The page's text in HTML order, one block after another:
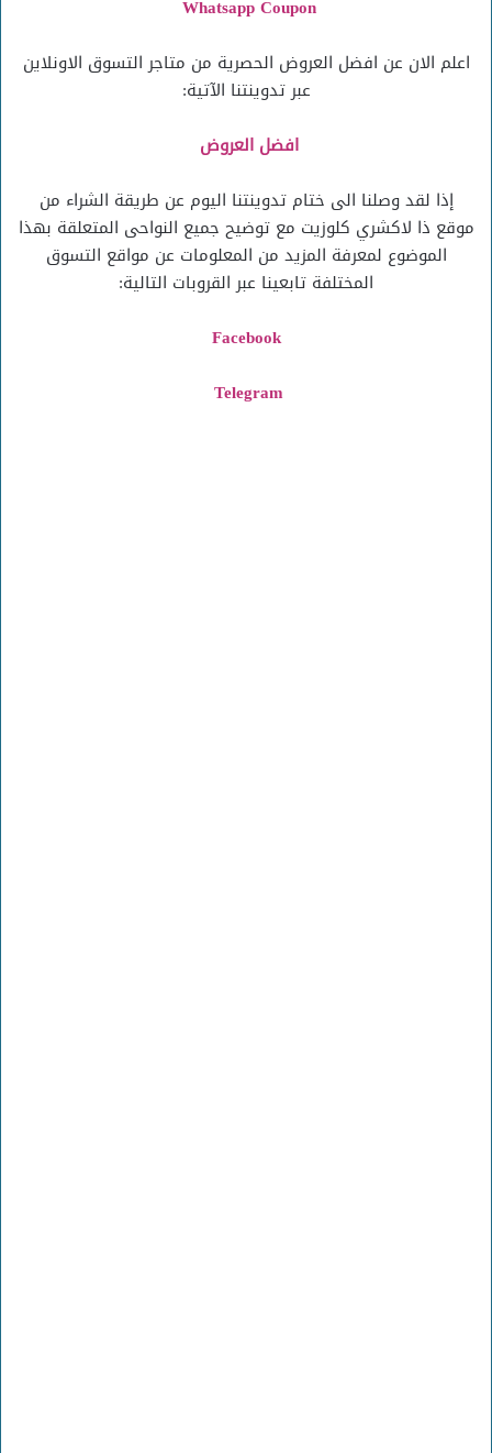
Whatsapp Coupon
اعلم الان عن افضل العروض الحصرية من متاجر التسوق الاونلاين
عبر تدوينتنا الآتية:
افضل العروض
إذا لقد وصلنا الى ختام تدوينتنا اليوم عن طريقة الشراء من
موقع ذا لاكشري كلوزيت مع توضيح جميع النواحى المتعلقة بهذا
الموضوع لمعرفة المزيد من المعلومات عن مواقع التسوق
المختلفة تابعينا عبر القروبات التالية:
Facebook
Telegram